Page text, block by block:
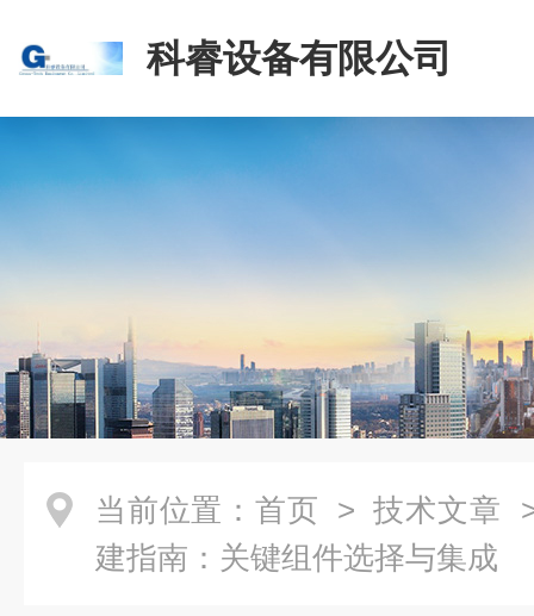
科睿设备有限公司
当前位置： 首页 > 技术文章
建指南：关键组件选择与集成